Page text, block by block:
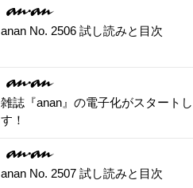
anan No. 2506 試し読みと目次
雑誌『anan』の電子化がスタート
す！
anan No. 2507 試し読みと目次